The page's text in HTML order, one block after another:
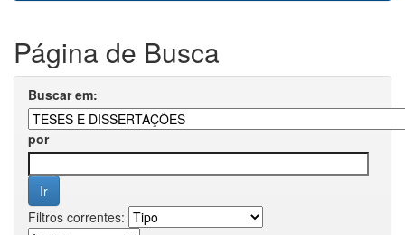
Página de Busca
Buscar em:
por
Filtros correntes: